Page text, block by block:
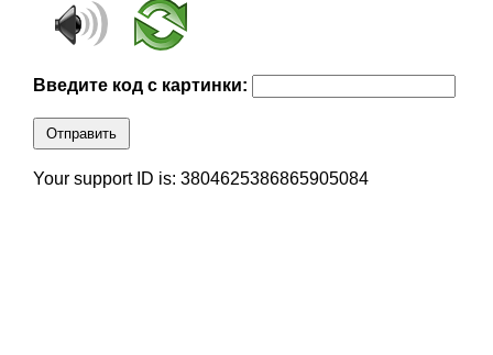
Введите код с картинки:
Отправить
Your support ID is: 3804625386865905084